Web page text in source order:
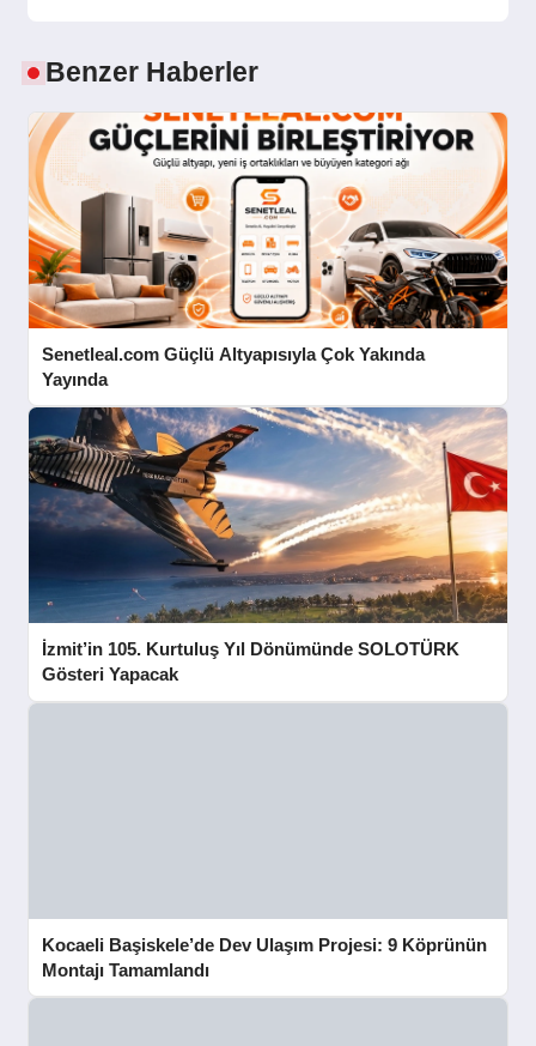
Benzer Haberler
Senetleal.com Güçlü Altyapısıyla Çok Yakında
Yayında
İzmit’in 105. Kurtuluş Yıl Dönümünde SOLOTÜRK
Gösteri Yapacak
Kocaeli Başiskele’de Dev Ulaşım Projesi: 9 Köprünün
Montajı Tamamlandı